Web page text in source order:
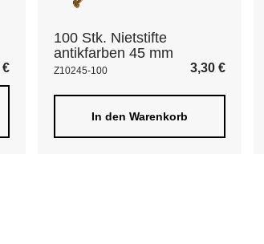
€
100 Stk. Nietstifte
antikfarben 45 mm
Z10245-100 3,30 €
In den Warenkorb